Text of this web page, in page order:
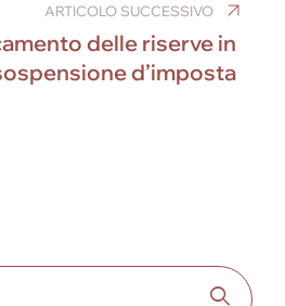
ARTICOLO SUCCESSIVO
delle riserve in
d’imposta